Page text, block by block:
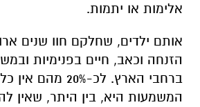
אלימות או יתמות.
אותם ילדים, שחלקם חוו שנים
הזנחה וכאב, חיים בפנימיות
ברחבי הארץ. לכ-
המשמעות היא, בין היתר, שאין